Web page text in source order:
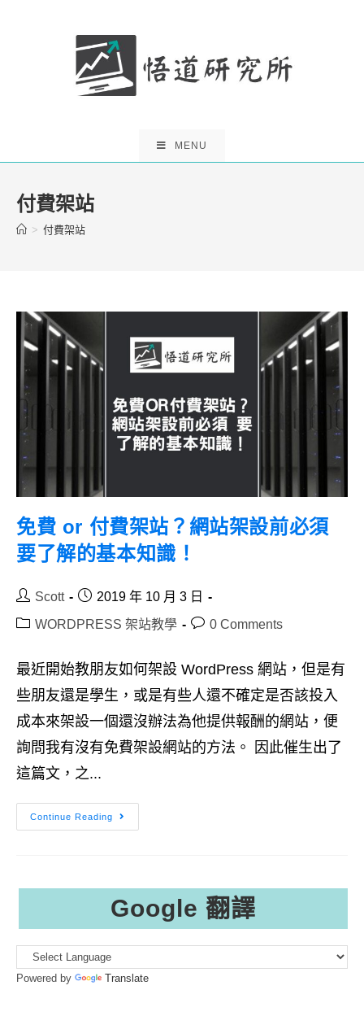
MENU
付費架站
> 付費架站
免費 or 付費架站？網站架設前必須
要了解的基本知識！
PostScott
Post2019 年 10 月 3 日
PostWORDPRESS 架站教學
Post0 Comments
最近開始教朋友如何架設 WordPress 網站，但是有
些朋友還是學生，或是有些人還不確定是否該投入
成本來架設一個還沒辦法為他提供報酬的網站，便
詢問我有沒有免費架設網站的方法。 因此催生出了
這篇文，之...
Continue Reading
免
費
站
架
設
要
Google 翻譯
Powered by Translate